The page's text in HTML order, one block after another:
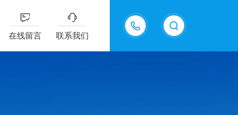
18605483306
在线留言 联系我们